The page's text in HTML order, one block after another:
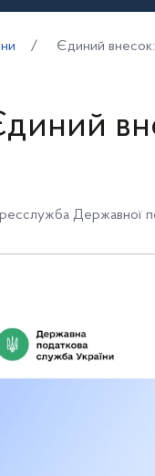
Єдиний
Державної